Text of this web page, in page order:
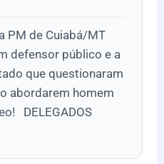
PM de Cuiabá/MT
defensor público e a
que questionaram
abordarem homem
DELEGADOS